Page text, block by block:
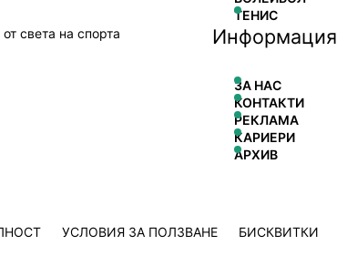
света на спорта
ТЕНИС
Информация
ЗА НАС
КОНТАКТИ
РЕКЛАМА
КАРИЕРИ
АРХИВ
УСЛОВИЯ ЗА ПОЛЗВАНЕ БИСКВИТКИ